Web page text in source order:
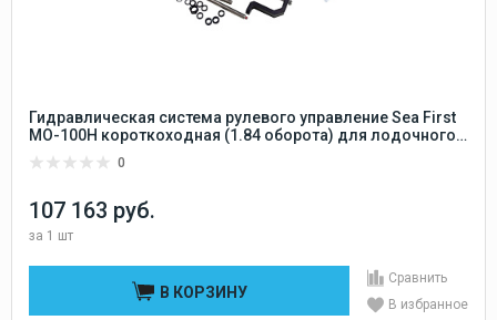
Гидравлическая система рулевого управление Sea First
MO-100H короткоходная (1.84 оборота) для лодочного
мотора от 20 до 95 л.с.
0
107 163 руб.
за 1 шт
В КОРЗИНУ
Сравнить
В избранное